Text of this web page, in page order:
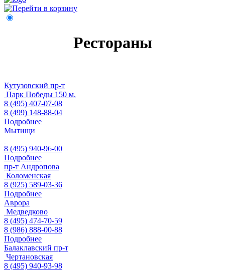
Рестораны
Кутузовский пр-т
Парк Победы 150 м.
8 (495) 407-07-08‬
8 (499) 148-88-04
Подробнее
Мытищи
8 (495) 940-96-00
Подробнее
пр-т Андропова
Коломенская
8 (925) 589-03-36
Подробнее
Аврора
Медведково
8 (495) 474-70-59
8 (986) 888-00-88
Подробнее
Балаклавский пр-т
Чертановская
8 (495) 940-93-98